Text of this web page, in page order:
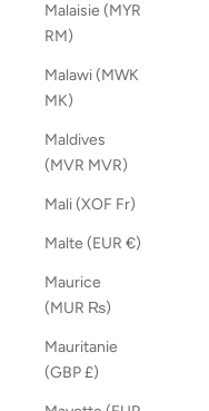
Malaisie (MYR
RM)
Malawi (MWK
MK)
Maldives
(MVR MVR)
Mali (XOF Fr)
Malte (EUR €)
Maurice
(MUR ₨)
Mauritanie
(GBP £)